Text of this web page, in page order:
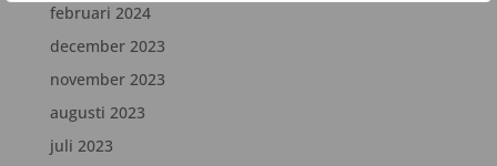
februari 2024
december 2023
november 2023
augusti 2023
juli 2023